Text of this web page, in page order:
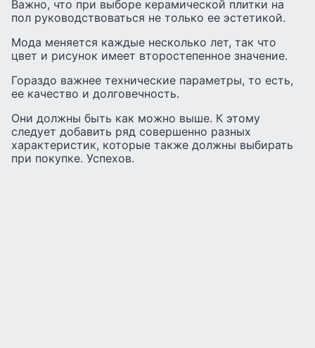
Важно, что при выборе керамической плитки на
пол руководствоваться не только ее эстетикой.
Мода меняется каждые несколько лет, так что
цвет и рисунок имеет второстепенное значение.
Гораздо важнее технические параметры, то есть,
ее качество и долговечность.
Они должны быть как можно выше. К этому
следует добавить ряд совершенно разных
характеристик, которые также должны выбирать
при покупке. Успехов.